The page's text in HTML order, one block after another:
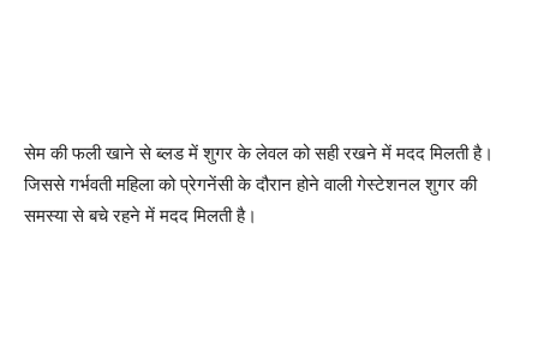
सेम की फली खाने से ब्लड में शुगर के लेवल को सही रखने में मदद मिलती है।
जिससे गर्भवती महिला को प्रेगनेंसी के दौरान होने वाली गेस्टेशनल शुगर की
समस्या से बचे रहने में मदद मिलती है।